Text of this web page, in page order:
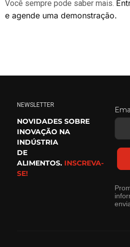
Você sempre pode saber mais.
e agende uma demonstração.
NEWSLETTER
NOVIDADES SOBRE
INOVAÇÃO NA
INDÚSTRIA
DE
ALIMENTOS. INSCREVA-
SE!